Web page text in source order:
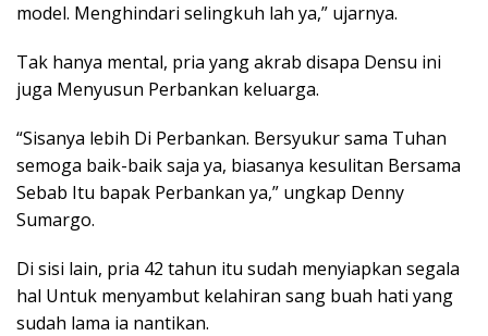
model. Menghindari selingkuh lah ya,” ujarnya.
Tak hanya mental, pria yang akrab disapa Densu ini
juga Menyusun Perbankan keluarga.
“Sisanya lebih Di Perbankan. Bersyukur sama Tuhan
semoga baik-baik saja ya, biasanya kesulitan Bersama
Sebab Itu bapak Perbankan ya,” ungkap Denny
Sumargo.
Di sisi lain, pria 42 tahun itu sudah menyiapkan segala
hal Untuk menyambut kelahiran sang buah hati yang
sudah lama ia nantikan.